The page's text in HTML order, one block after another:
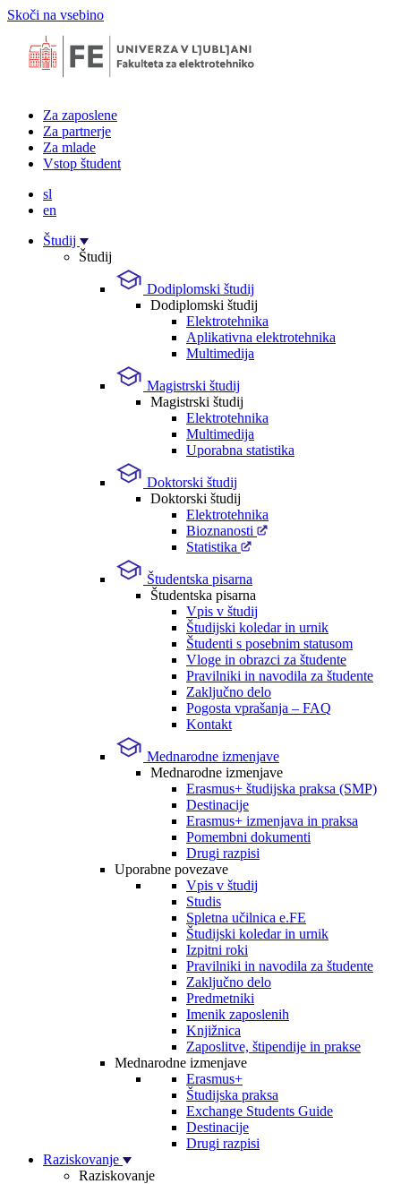
Skoči na vsebino
Za zaposlene
Za partnerje
Za mlade
Vstop študent
sl
en
Študij
Študij
Dodiplomski študij
Dodiplomski študij
Elektrotehnika
Aplikativna elektrotehnika
Multimedija
Magistrski študij
Magistrski študij
Elektrotehnika
Multimedija
Uporabna statistika
Doktorski študij
Doktorski študij
Elektrotehnika
Bioznanosti
Statistika
Študentska pisarna
Študentska pisarna
Vpis v študij
Študijski koledar in urnik
Študenti s posebnim statusom
Vloge in obrazci za študente
Pravilniki in navodila za študente
Zaključno delo
Pogosta vprašanja – FAQ
Kontakt
Mednarodne izmenjave
Mednarodne izmenjave
Erasmus+ študijska praksa (SMP)
Destinacije
Erasmus+ izmenjava in praksa
Pomembni dokumenti
Drugi razpisi
Uporabne povezave
Vpis v študij
Studis
Spletna učilnica e.FE
Študijski koledar in urnik
Izpitni roki
Pravilniki in navodila za študente
Zaključno delo
Predmetniki
Imenik zaposlenih
Knjižnica
Zaposlitve, štipendije in prakse
Mednarodne izmenjave
Erasmus+
Študijska praksa
Exchange Students Guide
Destinacije
Drugi razpisi
Raziskovanje
Raziskovanje